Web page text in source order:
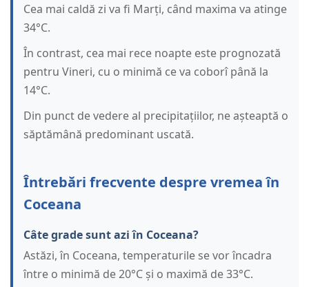
Cea mai caldă zi va fi Marți, când maxima va atinge
34°C.
În contrast, cea mai rece noapte este prognozată
pentru Vineri, cu o minimă ce va coborî până la
14°C.
Din punct de vedere al precipitațiilor, ne așteaptă o
săptămână predominant uscată.
Întrebări frecvente despre vremea în
Coceana
Câte grade sunt azi în Coceana?
Astăzi, în Coceana, temperaturile se vor încadra
între o minimă de 20°C și o maximă de 33°C.